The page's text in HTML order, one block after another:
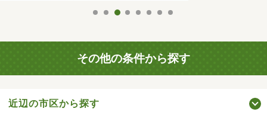
その他の条件から探す
近辺の市区から探す